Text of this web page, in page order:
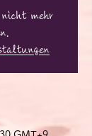
nicht mehr